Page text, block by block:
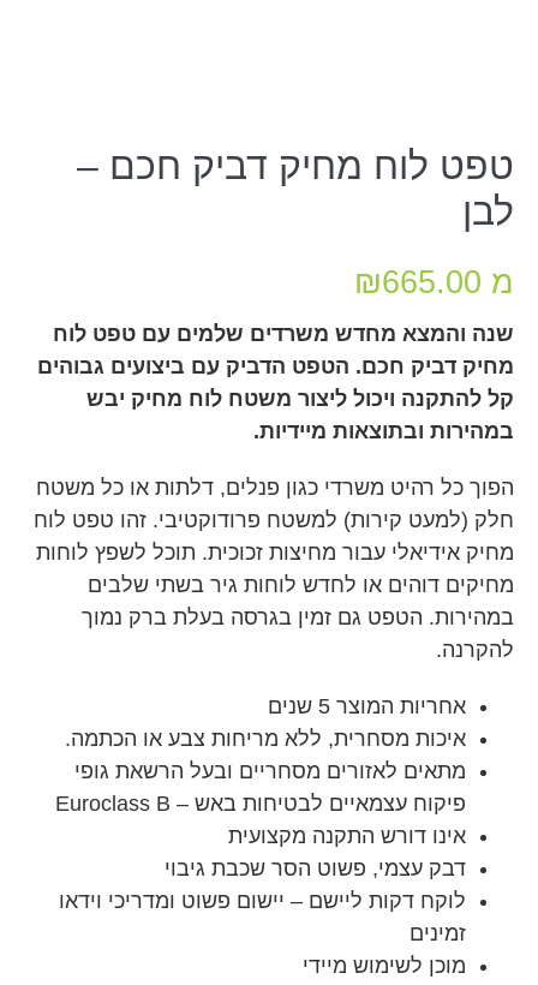
טפט לוח מחיק דביק חכם –
לבן
מ ₪665.00
שנה והמצא מחדש משרדים שלמים עם טפט לוח
מחיק דביק חכם. הטפט הדביק עם ביצועים גבוהים
קל להתקנה ויכול ליצור משטח לוח מחיק יבש
במהירות ובתוצאות מיידיות.
הפוך כל רהיט משרדי כגון פנלים, דלתות או כל משטח
חלק (למעט קירות) למשטח פרודוקטיבי. זהו טפט לוח
מחיק אידיאלי עבור מחיצות זכוכית. תוכל לשפץ לוחות
מחיקים דוהים או לחדש לוחות גיר בשתי שלבים
במהירות. הטפט גם זמין בגרסה בעלת ברק נמוך
להקרנה.
אחריות המוצר 5 שנים
איכות מסחרית, ללא מריחות צבע או הכתמה.
מתאים לאזורים מסחריים ובעל הרשאת גופי
פיקוח עצמאיים לבטיחות באש – Euroclass B
אינו דורש התקנה מקצועית
דבק עצמי, פשוט הסר שכבת גיבוי
לוקח דקות ליישם – יישום פשוט ומדריכי וידאו
זמינים
מוכן לשימוש מיידי